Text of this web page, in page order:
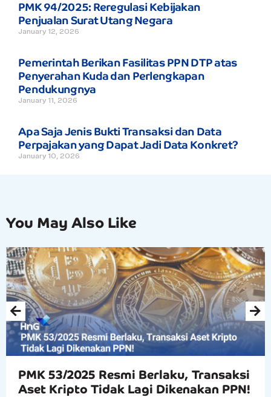
PMK 94/2025: Reregulasi Kebijakan
Penjualan Surat Utang Negara
January 12, 2026
Pemerintah Berikan Fasilitas PPN DTP atas
Penyerahan Kuda dan Perlengkapan
Pendukungnya
January 11, 2026
Apa Saja Jenis Bukti Transaksi dan Data
Perpajakan yang Dapat Jadi Data Konkret?
January 10, 2026
You May Also Like
PMK 53/2025 Resmi Berlaku, Transaksi
Aset Kripto Tidak Lagi Dikenakan PPN!